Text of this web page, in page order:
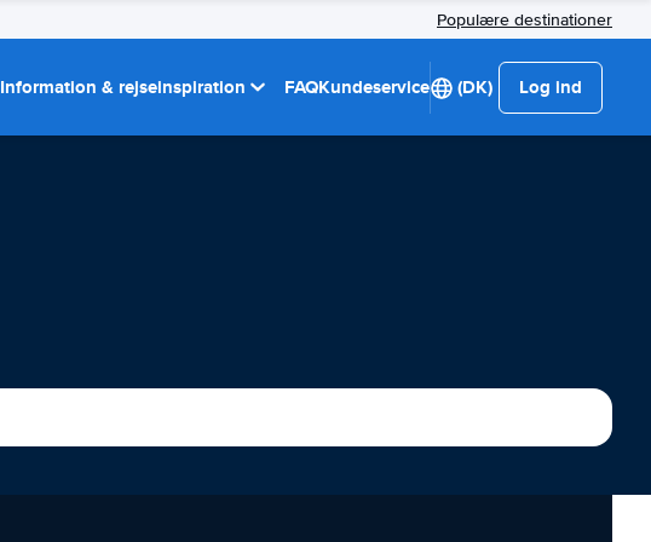
Populære destinationer
Information & rejseinspiration FAQKundeservice (DK) Log ind